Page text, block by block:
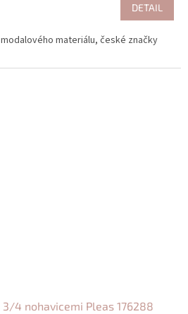
DETAIL
materiálu, české značky
4 nohavicemi Pleas 176288